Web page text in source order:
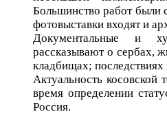
Большинство работ были
фотовыставки входят и
Документальные и
рассказывают о сербах,
кладбищах;
Актуальность
время определении
Россия.